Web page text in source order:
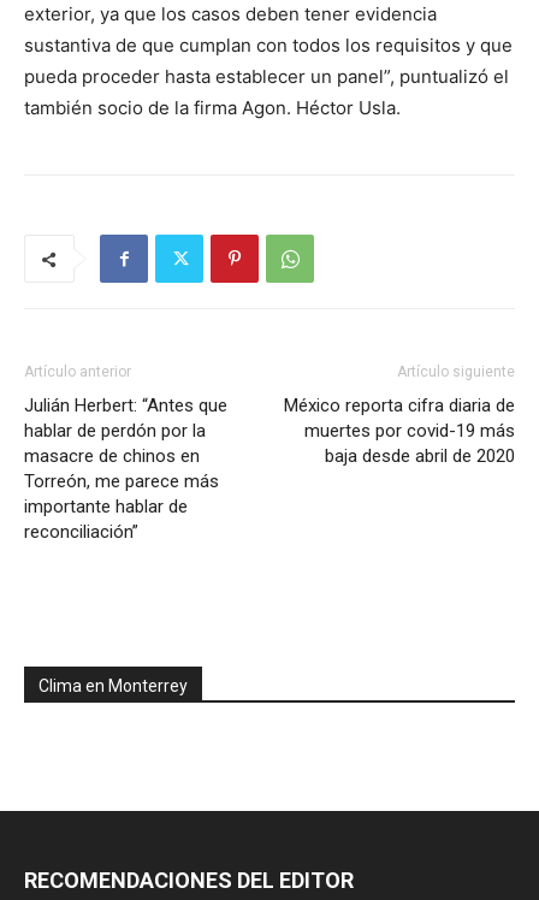
exterior, ya que los casos deben tener evidencia
sustantiva de que cumplan con todos los requisitos y que
pueda proceder hasta establecer un panel”, puntualizó el
también socio de la firma Agon. Héctor Usla.
Artículo anterior
Julián Herbert: “Antes que
hablar de perdón por la
masacre de chinos en
Torreón, me parece más
importante hablar de
reconciliación”
Artículo siguiente
México reporta cifra diaria de
muertes por covid-19 más
baja desde abril de 2020
Clima en Monterrey
RECOMENDACIONES DEL EDITOR